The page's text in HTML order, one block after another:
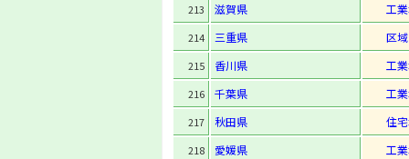
213 滋賀県 工
214 三重県 区
215 香川県 工
216 千葉県 工
217 秋田県 住
218 愛媛県 工